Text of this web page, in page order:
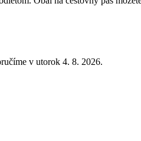
v utorok 4. 8. 2026.